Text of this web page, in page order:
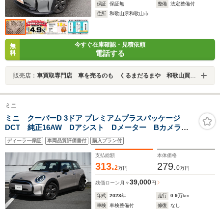
保証
保証無 整備
法定整備付
住所
和歌山県和歌山市
無
料
今すぐ在庫確認・見積依頼
電話する
販売店： 車買取専門店 車を売るのも くるまだるまや 和歌山買取店
ミニ
ミニ クーパーD 3ドア プレミアムプラスパッケージ
DCT 純正16AW Dアシスト Dメーター Bカメラ
PDC cアクセス アームレスト ETC2.0 LEDヘッド
ライト Dモード ハーフレザーシート ワイヤレスチャ
ージング アイテル・アンドロイド・オート ACC
AppleCarPlay
ディーラー保証 車両品質評価書付 購入プラン付
支払総額
313.2万円
本体価格
279.0万円
残価ローン 月々39,000円
年式 2023年 走行 0.9万km
車検
車検整備付 修復
なし